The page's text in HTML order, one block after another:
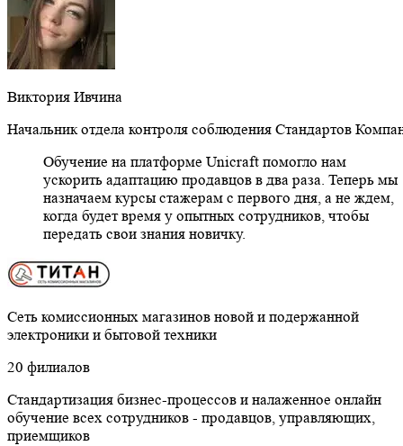
Виктория Ивчина
Начальник отдела контроля соблюдения Стандартов
Обучение на платформе Unicraft помогло нам
ускорить адаптацию продавцов в два раза. Теперь мы
назначаем курсы стажерам с первого дня, а не ждем,
когда будет время у опытных сотрудников, чтобы
передать свои знания новичку.
Cеть комиссионных магазинов новой и подержанной
электроники и бытовой техники
20 филиалов
Стандартизация бизнес-процессов и налаженное онлайн
обучение всех сотрудников - продавцов, управляющих,
приемщиков